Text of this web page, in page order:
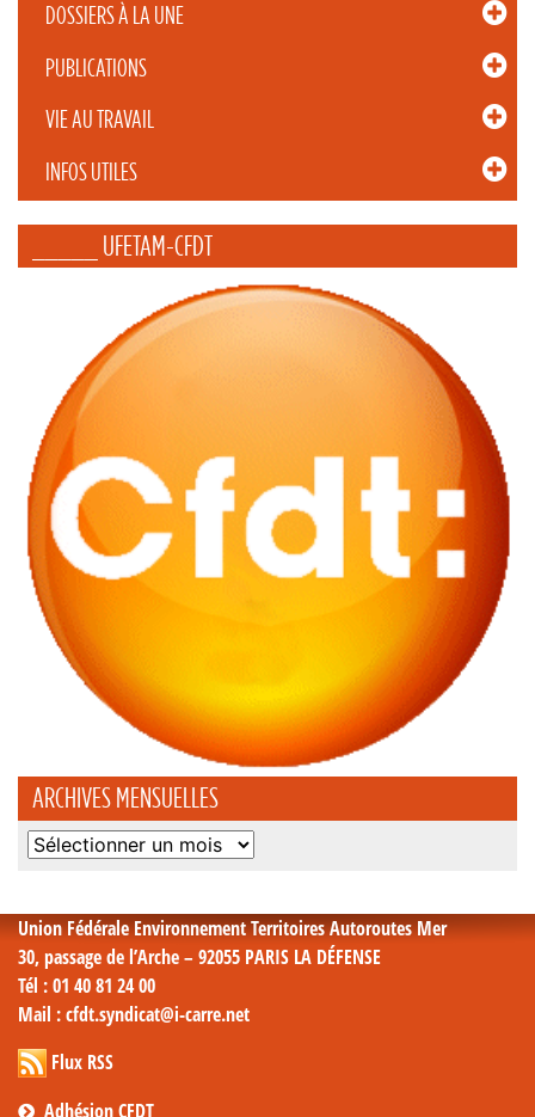
DOSSIERS À LA UNE
PUBLICATIONS
VIE AU TRAVAIL
INFOS UTILES
_____ UFETAM-CFDT
ARCHIVES MENSUELLES
Archives
Union Fédérale Environnement Territoires Autoroutes Mer
30, passage de l’Arche – 92055 PARIS LA DÉFENSE
Tél : 01 40 81 24 00
Mail : cfdt.syndicat@i-carre.net
Flux RSS
Adhésion CFDT